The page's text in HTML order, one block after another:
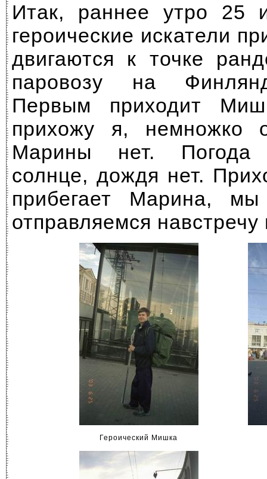
Итак, раннее утро 25
героические искатели
двигаются к точке
паровозу на
Первым приходит
прихожу я, немножко
Марины нет. Погода
солнце, дождя нет.
прибегает Марина,
отправляемся
Героический Мишка